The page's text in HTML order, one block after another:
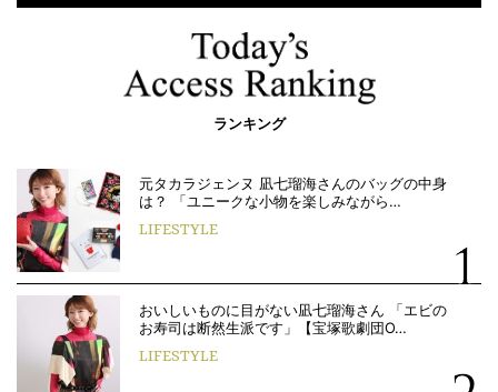
ランキング
元タカラジェンヌ 凪七瑠海さんのバッグの中身
は？ 「ユニークな小物を楽しみながら…
LIFESTYLE
おいしいものに目がない凪七瑠海さん 「エビの
お寿司は断然生派です」【宝塚歌劇団O…
LIFESTYLE